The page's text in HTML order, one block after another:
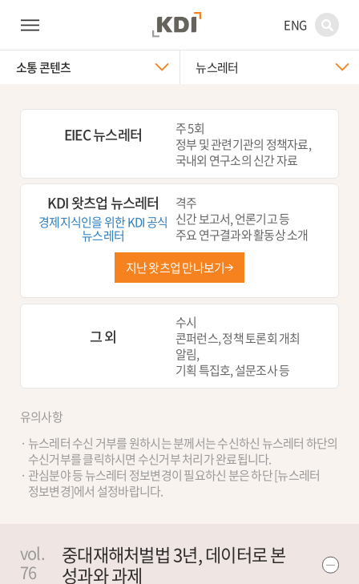
ENG
소통 콘텐츠 뉴스레터
EIEC 뉴스레터
주 5회
정부 및 관련기관의 정책자료,
국내외 연구소의 신간 자료
KDI 왓츠업 뉴스레터
경제지식인을 위한 KDI 공식
뉴스레터
격주
신간 보고서, 언론기고 등
주요 연구결과와 활동상 소개
지난 왓츠업 만나보기
그 외
수시
콘퍼런스, 정책 토론회 개최
알림,
기획 특집호, 설문조사 등
유의사항
뉴스레터 수신 거부를 원하시는 분께서는 수신하신 뉴스레터 하단의
수신거부를 클릭하시면 수신거부 처리가 완료됩니다.
관심분야 등 뉴스레터 정보변경이 필요하신 분은 하단 [뉴스레터
정보변경]에서 설정바랍니다.
vol.
76
중대재해처벌법 3년, 데이터로 본
성과와 과제